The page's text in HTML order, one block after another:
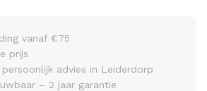
vanaf €75
prijs
advies in Leiderdorp
– 2 jaar garantie